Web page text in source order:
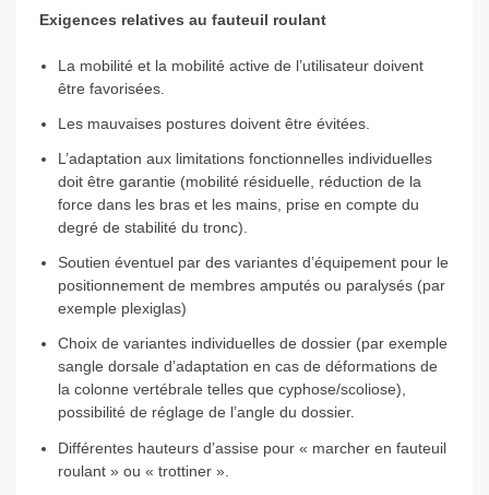
Exigences relatives au fauteuil roulant
La mobilité et la mobilité active de l’utilisateur doivent
être favorisées.
Les mauvaises postures doivent être évitées.
L’adaptation aux limitations fonctionnelles individuelles
doit être garantie (mobilité résiduelle, réduction de la
force dans les bras et les mains, prise en compte du
degré de stabilité du tronc).
Soutien éventuel par des variantes d’équipement pour le
positionnement de membres amputés ou paralysés (par
exemple plexiglas)
Choix de variantes individuelles de dossier (par exemple
sangle dorsale d’adaptation en cas de déformations de
la colonne vertébrale telles que cyphose/scoliose),
possibilité de réglage de l’angle du dossier.
Différentes hauteurs d’assise pour « marcher en fauteuil
roulant » ou « trottiner ».